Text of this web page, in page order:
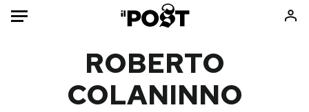
ROBERTO
COLANINNO